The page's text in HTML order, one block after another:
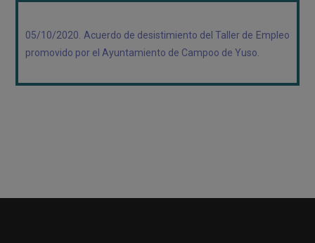
05/10/2020. Acuerdo de desistimiento del Taller de Empleo
promovido por el Ayuntamiento de Campoo de Yuso.